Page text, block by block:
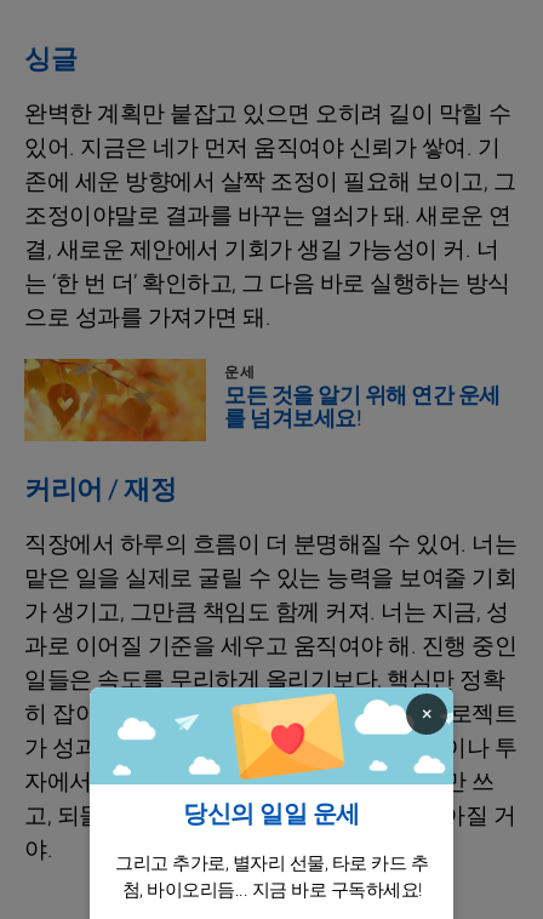
싱글
완벽한 계획만 붙잡고 있으면 오히려 길이 막힐 수
있어. 지금은 네가 먼저 움직여야 신뢰가 쌓여. 기
존에 세운 방향에서 살짝 조정이 필요해 보이고, 그
조정이야말로 결과를 바꾸는 열쇠가 돼. 새로운 연
결, 새로운 제안에서 기회가 생길 가능성이 커. 너
는 ‘한 번 더’ 확인하고, 그 다음 바로 실행하는 방식
으로 성과를 가져가면 돼.
운세
모든 것을 알기 위해 연간 운세
를 넘겨보세요!
커리어 / 재정
직장에서 하루의 흐름이 더 분명해질 수 있어. 너는
맡은 일을 실제로 굴릴 수 있는 능력을 보여줄 기회
가 생기고, 그만큼 책임도 함께 커져. 너는 지금, 성
과로 이어질 기준을 세우고 움직여야 해. 진행 중인
일들은 속도를 무리하게 올리기보다, 핵심만 정확
히 잡아가면 더 탄탄해져. 특히 네가 세운 프로젝트
가 성과로 연결될 가능성이 높아. 다만 지출이나 투
자에서는 감정이 끼지 않게 해. 필요한 곳에만 쓰
고, 되돌아볼 시간을 남겨두면 결과가 더 좋아질 거
야.
×
당신의 일일 운세
그리고 추가로, 별자리 선물, 타로 카드 추
첨, 바이오리듬... 지금 바로 구독하세요!